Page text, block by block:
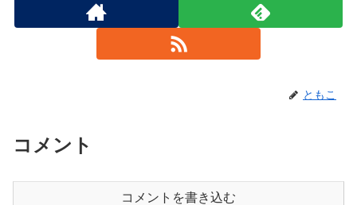
ともこ
コメント
コメントを書き込む